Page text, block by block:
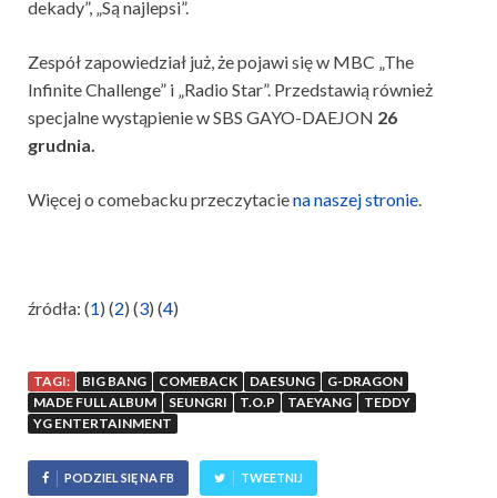
dekady”, „Są najlepsi”.
Zespół zapowiedział już, że pojawi się w MBC „The
Infinite Challenge” i „Radio Star”. Przedstawią również
specjalne wystąpienie w SBS GAYO-DAEJON 26
grudnia.
Więcej o comebacku przeczytaciena naszej stronie
źródła: (1) (2) (3) (4)
TAGI: BIG BANG COMEBACK DAESUNG
G-DRAGON
MADE FULL ALBUM
SEUNGRI T.O.P TAEYANG
TEDDY
YG ENTERTAINMENT
PODZIEL SIĘ NA FB TWEETNIJ